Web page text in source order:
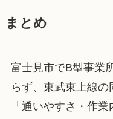
まとめ
富士見市でB型事業
らず、東武東上線の
「通いやすさ・作